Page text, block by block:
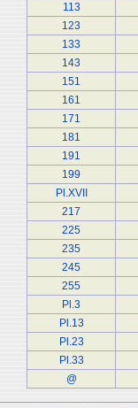
113
123
133
143
151
161
171
181
191
199
Pl.XVII
217
225
235
245
255
Pl.3
Pl.13
Pl.23
Pl.33
@